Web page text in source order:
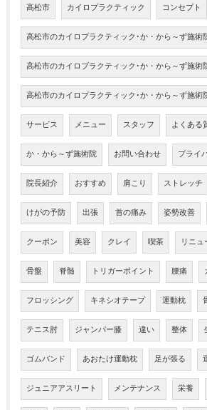
高松市 カイロプラクティック コンセプト
高松市のカイロプラクティック･か・から～ず施術
高松市のカイロプラクティック･か・から～ず施術
高松市のカイロプラクティック･か・から～ず施術
サービス メニュー スタッフ よくある
か・から～ず施術院 お問い合わせ プライ
院長紹介 おすすめ 肩こり ストレッチ
けがの予防 出張 首の痛み 姿勢改善
クーポン 美容 クレイ 喫茶 リニ
骨盤 脊髄 トリガーポイント 腰痛
フロッシング キネシオテープ 運動枕
テニス肘 ジャンパー膝 違い 整体
ゴムバンド あおたけ運動枕 足が張る
ジュニアアスリート メンテナンス 栄養